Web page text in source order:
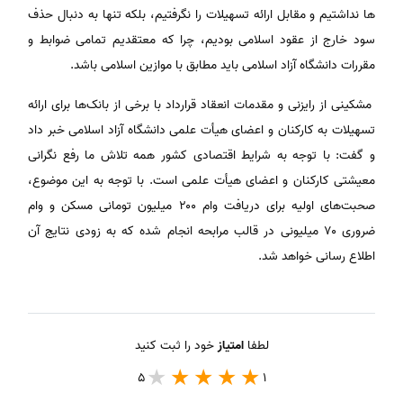
ها نداشتیم و مقابل ارائه تسهیلات را نگرفتیم، بلکه تنها به دنبال حذف
سود خارج از عقود اسلامی بودیم، چرا که معتقدیم تمامی ضوابط و
مقررات دانشگاه آزاد اسلامی باید مطابق با موازین اسلامی باشد.
مشکینی از رایزنی و مقدمات انعقاد قرارداد با برخی از بانک‌ها برای ارائه
تسهیلات به کارکنان و اعضای هیأت علمی دانشگاه آزاد اسلامی خبر داد
و گفت: با توجه به شرایط اقتصادی کشور همه تلاش ما رفع نگرانی
معیشتی کارکنان و اعضای هیأت علمی است. با توجه به این موضوع،
صحبت‌های اولیه برای دریافت وام‌ ۲۰۰ میلیون تومانی مسکن و وام
ضروری ۷۰ میلیونی در قالب مرابحه انجام شده که به زودی نتایج آن
اطلاع رسانی خواهد شد.
لطفاامتیازخود را ثبت کنید
1
5